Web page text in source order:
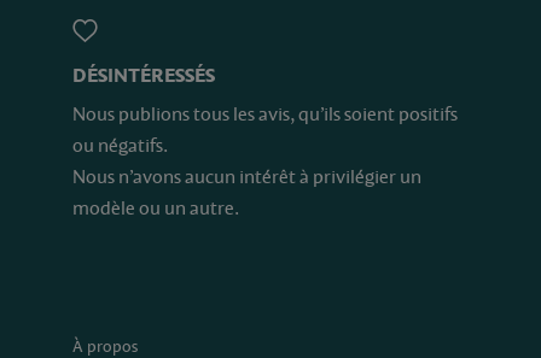
DÉSINTÉRESSÉS
Nous publions tous les avis, qu’ils soient positifs
ou négatifs.
Nous n’avons aucun intérêt à privilégier un
modèle ou un autre.
À propos